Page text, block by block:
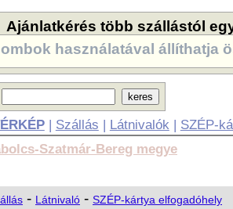
Ajánlatkérés több szállástól
használatával állíthatja
| Szállás | Látnivalók | SZÉP-
Szatmár-Bereg megye
- Látnivaló - SZÉP-kártya elfogadóhely